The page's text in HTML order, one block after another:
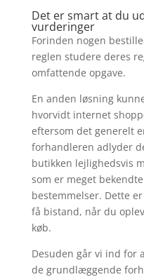
Det er smart at du
vurderinger
Forinden nogen
reglen studere deres
omfattende opgave.
En anden løsning
hvorvidt internet
eftersom det generelt
forhandleren adlyder
butikken lejlighedsvis
som er meget
bestemmelser. Dette
få bistand, når du
køb.
Desuden går vi ind for
de grundlæggende